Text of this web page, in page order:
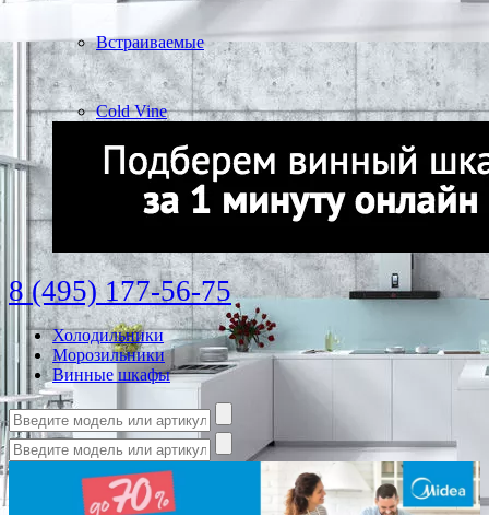
Встраиваемые
Cold Vine
8 (495) 177-56-75
Холодильники
Морозильники
Винные шкафы